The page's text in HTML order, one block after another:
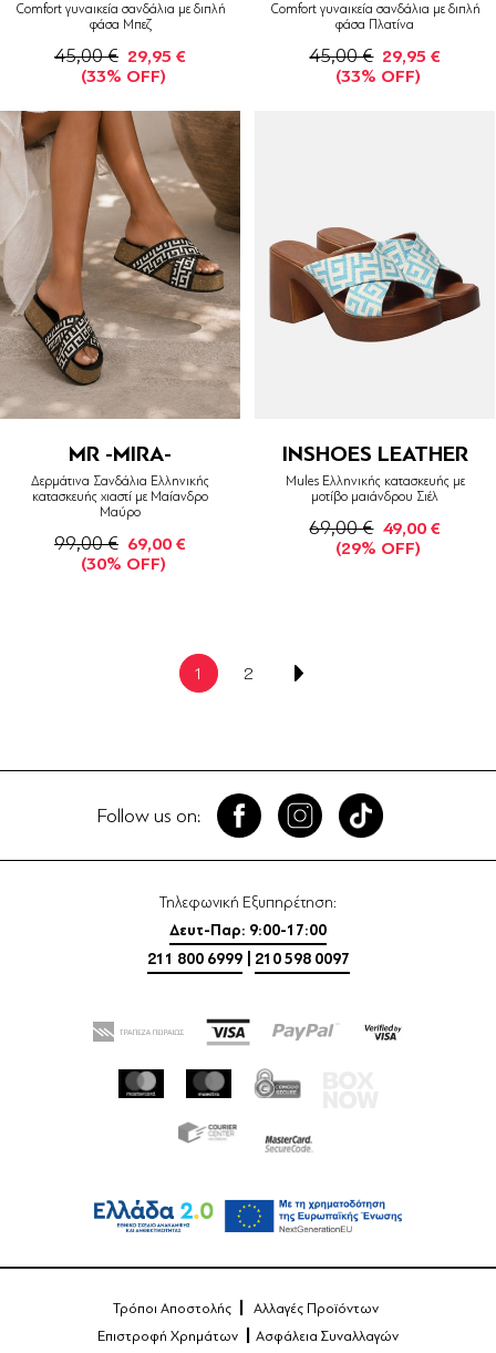
Comfort γυναικεία σανδάλια με διπλή
φάσα Μπεζ
45,00 € 29,95 €
(33% OFF)
Comfort γυναικεία σανδάλια με διπλή
φάσα Πλατίνα
45,00 € 29,95 €
(33% OFF)
MR -MIRA-
Δερμάτινα Σανδάλια Ελληνικής
κατασκευής χιαστί με Μαίανδρο
Μαύρο
99,00 € 69,00 €
(30% OFF)
INSHOES LEATHER
Mules Ελληνικής κατασκευής με
μοτίβο μαιάνδρου Σιέλ
69,00 € 49,00 €
(29% OFF)
1 2
Follow us on:
Τηλεφωνική Εξυπηρέτηση:
Δευτ-Παρ: 9:00-17:00
211 800 6999
210 598 0097
Τρόποι Αποστολής
Αλλαγές Προϊόντων
Επιστροφή Χρημάτων
Ασφάλεια Συναλλαγών